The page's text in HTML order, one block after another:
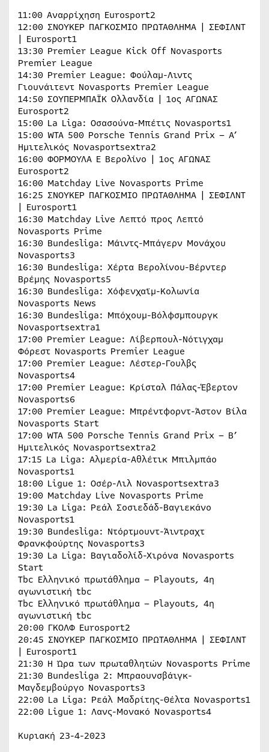
11:00 Αναρρίχηση Eurosport2
12:00 ΣΝΟΥΚΕΡ ΠΑΓΚOΣΜΙΟ ΠΡΩΤΑΘΛΗΜΑ | ΣΕΦΙΛΝΤ
| Eurosport1
13:30 Premier League Kick Off Novasports
Premier League
14:30 Premier League: Φούλαμ-Λιντς
Γιουνάιτεντ Novasports Premier League
14:50 ΣΟΥΠΕΡΜΠΑΪΚ Ολλανδία | 1ος ΑΓΩΝΑΣ
Eurosport2
15:00 La Liga: Οσασούνα-Μπέτις Novasports1
15:00 WTA 500 Porsche Tennis Grand Prix – Α’
Ημιτελικός Novasportsextra2
16:00 ΦΟΡΜΟΥΛΑ Ε Βερολίνο | 1ος ΑΓΩΝΑΣ
Eurosport2
16:00 Matchday Live Novasports Prime
16:25 ΣΝΟΥΚΕΡ ΠΑΓΚOΣΜΙΟ ΠΡΩΤΑΘΛΗΜΑ | ΣΕΦΙΛΝΤ
| Eurosport1
16:30 Matchday Live Λεπτό προς Λεπτό
Novasports Prime
16:30 Bundesliga: Μάιντς-Μπάγερν Μονάχου
Novasports3
16:30 Bundesliga: Χέρτα Βερολίνου-Βέρντερ
Βρέμης Novasports5
16:30 Bundesliga: Χόφενχαϊμ-Κολωνία
Novasports News
16:30 Bundesliga: Μπόχουμ-Βόλφσμπουργκ
Novasportsextra1
17:00 Premier League: Λίβερπουλ-Νότιγχαμ
Φόρεστ Novasports Premier League
17:00 Premier League: Λέστερ-Γουλβς
Novasports4
17:00 Premier League: Κρίσταλ Πάλας-Έβερτον
Novasports6
17:00 Premier League: Μπρέντφορντ-Άστον Βίλα
Novasports Start
17:00 WTA 500 Porsche Tennis Grand Prix – Β’
Ημιτελικός Novasportsextra2
17:15 La Liga: Αλμερία-Αθλέτικ Μπιλμπάο
Novasports1
18:00 Ligue 1: Οσέρ-Λιλ Novasportsextra3
19:00 Matchday Live Novasports Prime
19:30 La Liga: Ρεάλ Σοσιεδάδ-Βαγιεκάνο
Novasports1
19:30 Bundesliga: Ντόρτμουντ-Άιντραχτ
Φρανκφούρτης Novasports3
19:30 La Liga: Βαγιαδολίδ-Χιρόνα Novasports
Start
Tbc Ελληνικό πρωτάθλημα – Playouts, 4η
αγωνιστική tbc
Tbc Ελληνικό πρωτάθλημα – Playouts, 4η
αγωνιστική tbc
20:00 ΓΚΟΛΦ Eurosport2
20:45 ΣΝΟΥΚΕΡ ΠΑΓΚOΣΜΙΟ ΠΡΩΤΑΘΛΗΜΑ | ΣΕΦΙΛΝΤ
| Eurosport1
21:30 Η Ώρα των πρωταθλητών Novasports Prime
21:30 Bundesliga 2: Μπραουνσβάιγκ-
Μαγδεμβούργο Novasports3
22:00 La Liga: Ρεάλ Μαδρίτης-Θέλτα Novasports1
22:00 Ligue 1: Λανς-Μονακό Novasports4
Κυριακή 23-4-2023